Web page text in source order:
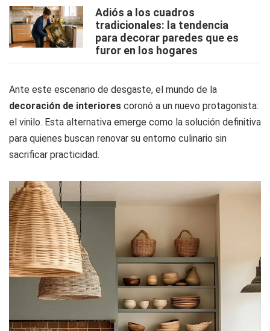
Adiós a los cuadros
tradicionales: la tendencia
para decorar paredes que es
furor en los hogares
Ante este escenario de desgaste, el mundo de la
decoración de interiores coronó a un nuevo protagonista:
el vinilo. Esta alternativa emerge como la solución definitiva
para quienes buscan renovar su entorno culinario sin
sacrificar practicidad.